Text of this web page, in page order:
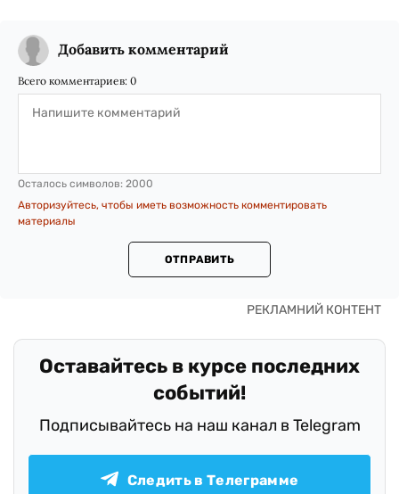
Добавить комментарий
Всего комментариев: 0
Осталось символов: 2000
Авторизуйтесь, чтобы иметь возможность комментировать
материалы
ОТПРАВИТЬ
Оставайтесь в курсе последних
событий!
Подписывайтесь на наш канал в Telegram
Следить в Телеграмме